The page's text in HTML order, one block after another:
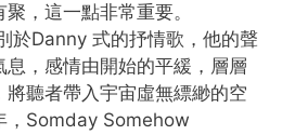
，這一點非常重要。
於Danny 式的抒情歌，他的聲
，感情由開始的平緩，層層
聽者帶入宇宙虛無縹緲的空
，Somday Somehow